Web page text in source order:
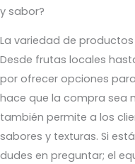
y sabor?
La variedad de
Desde frutas locales
por ofrecer opciones
hace que la compra sea
también permite a los
sabores y texturas. Si
dudes en preguntar; el